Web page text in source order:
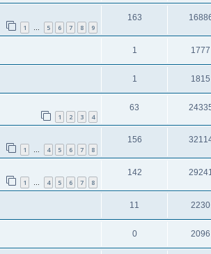
1 … 5 6 7 8 9
163
1 1777
1 1815
1 2 3 4
63
1 … 4 5 6 7 8
156
1 … 4 5 6 7 8
142
11 2230
0 2096